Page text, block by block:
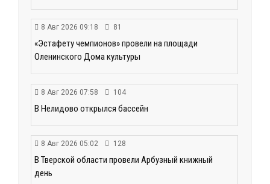
8 Авг 2026 09:18 81
«Эстафету чемпионов» провели на площади
Оленинского Дома культуры
8 Авг 2026 07:58 104
В Нелидово открылся бассейн
8 Авг 2026 05:02 128
В Тверской области провели Арбузный книжный
день